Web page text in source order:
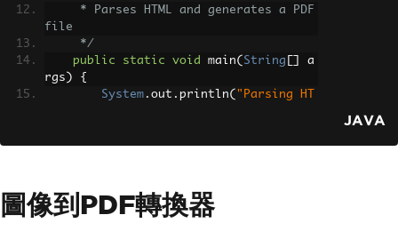
file
     */
public
static void main( String
a
rgs )
{
System . out . println( "Parsing HT
try (Document document = new
D
eam = new FileOutputStream
f");
JAVA
圖像到PDF轉換器